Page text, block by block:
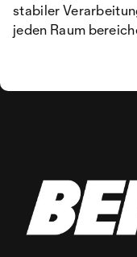
stabiler
jeden Raum